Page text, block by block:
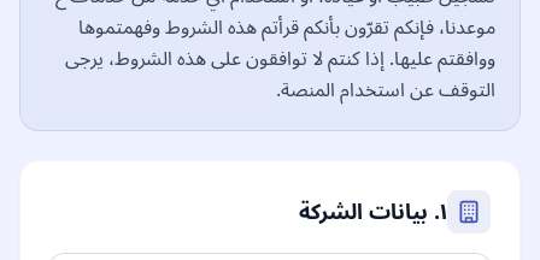
موعدنا، فإنكم تقرّون بأنكم قرأتم هذه الشروط وفهمتموها
ووافقتم عليها. إذا كنتم لا توافقون على هذه الشروط، يرجى
التوقف عن استخدام المنصة.
١. بيانات الشركة